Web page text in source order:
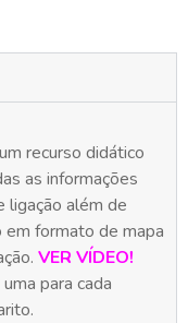
recurso didático
as informações
além de
formato de mapa
VER VÍDEO!
para cada